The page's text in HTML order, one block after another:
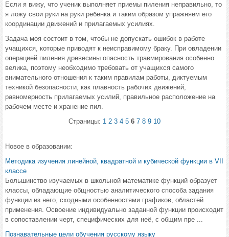
Если я вижу, что ученик выполняет приемы пиления неправильно, то
я ложу свои руки на руки ребенка и таким образом упражняем его
координации движений и прилагаемых усилиях.
Задача моя состоит в том, чтобы не допускать ошибок в работе
учащихся, которые приводят к неисправимому браку. При овладении
операцией пиления древесины опасность травмирования особенно
велика, поэтому необходимо требовать от учащихся самого
внимательного отношения к таким правилам работы, диктуемым
техникой безопасности, как плавность рабочих движений,
равномерность прилагаемых усилий, правильное расположение на
рабочем месте и хранение пил.
Страницы: 1 2 3 4 5 6 7 8 9 10
Новое в образовании:
Методика изучения линейной, квадратной и кубической функции в VII
классе
Большинство изучаемых в школьной математике функций образует
классы, обладающие общностью аналитического способа задания
функции из него, сходными особенностями графиков, областей
применения. Освоение индивидуально заданной функции происходит
в сопоставлении черт, специфических для неё, с общим пре ...
Познавательные цели обучения русскому языку